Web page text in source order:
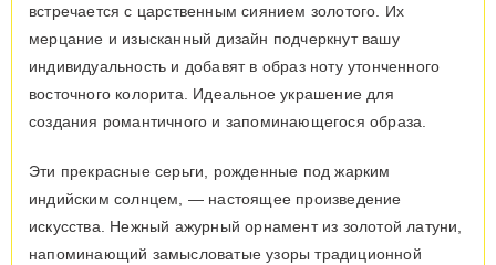
встречается с царственным сиянием золотого. Их
мерцание и изысканный дизайн подчеркнут вашу
индивидуальность и добавят в образ ноту утонченного
восточного колорита. Идеальное украшение для
создания романтичного и запоминающегося образа.
Эти прекрасные серьги, рожденные под жарким
индийским солнцем, — настоящее произведение
искусства. Нежный ажурный орнамент из золотой латуни,
напоминающий замысловатые узоры традиционной